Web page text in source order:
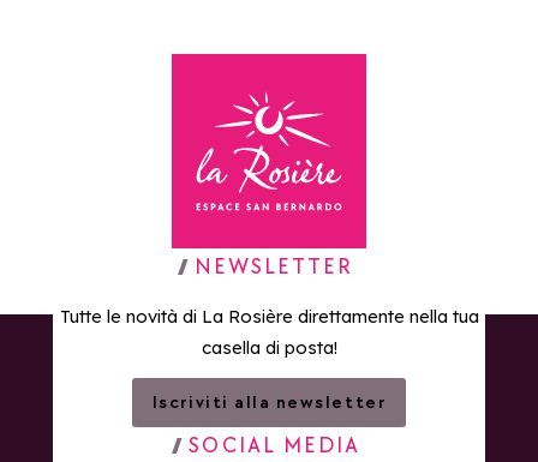
Torna alla home page
NEWSLETTER
Tutte le novità di La Rosière direttamente nella tua
casella di posta!
Iscriviti alla newsletter
SOCIAL MEDIA